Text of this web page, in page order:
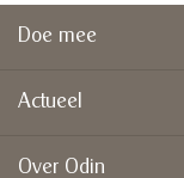
Doe mee
Actueel
Over Odin